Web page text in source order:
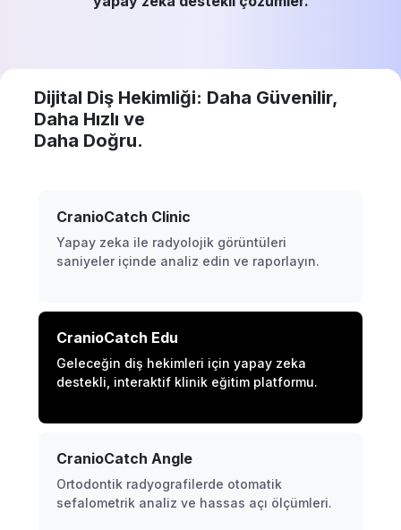
Dijital Diş Hekimliği: Daha Güvenilir,
Daha Hızlı ve
Daha Doğru.
CranioCatch Clinic
Yapay zeka ile radyolojik görüntüleri
saniyeler içinde analiz edin ve raporlayın.
CranioCatch Edu
Geleceğin diş hekimleri için yapay zeka
destekli, interaktif klinik eğitim platformu.
CranioCatch Angle
Ortodontik radyografilerde otomatik
sefalometrik analiz ve hassas açı ölçümleri.